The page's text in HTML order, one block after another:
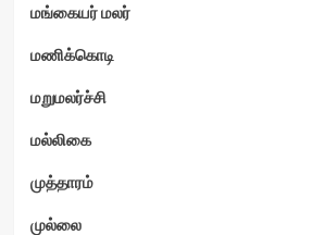
மங்கையர் மலர்
மணிக்கொடி
மறுமலர்ச்சி
மல்லிகை
முத்தாரம்
முல்லை